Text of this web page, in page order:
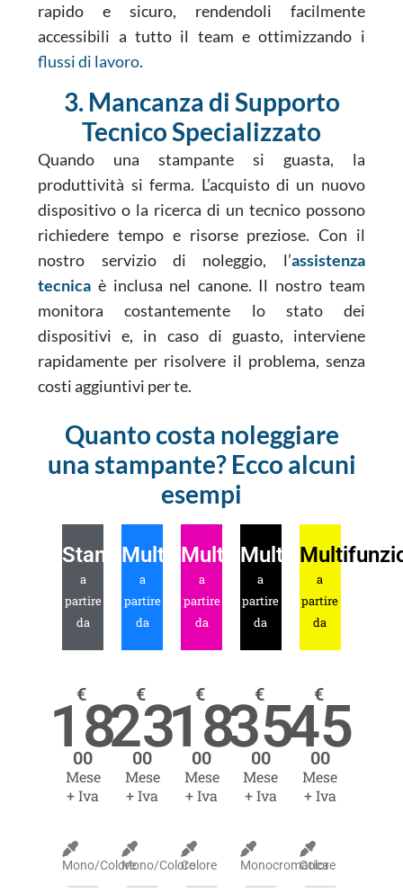
rapido e sicuro, rendendoli facilmente
accessibili a tutto il team e ottimizzando i
flussi di lavoro.
3. Mancanza di Supporto
Tecnico Specializzato
Quando una stampante si guasta, la
produttività si ferma. L’acquisto di un nuovo
dispositivo o la ricerca di un tecnico possono
richiedere tempo e risorse preziose. Con il
nostro servizio di noleggio, l’assistenza
tecnica è inclusa nel canone. Il nostro team
monitora costantemente lo stato dei
dispositivi e, in caso di guasto, interviene
rapidamente per risolvere il problema, senza
costi aggiuntivi per te.
Quanto costa noleggiare
una stampante? Ecco alcuni
esempi
Stampante
a
partire
da
€
18
00
Mese
+ Iva
Mono/Colore
Multifunzione
a
partire
da
€
23
00
Mese
+ Iva
Mono/Colore
Multifunzione
a
partire
da
€
18
00
Mese
+ Iva
Colore
Multifunzione
a
partire
da
€
35
00
Mese
+ Iva
Monocromatica
a
partire
da
€
45
00
Mese
+ Iva
Colore